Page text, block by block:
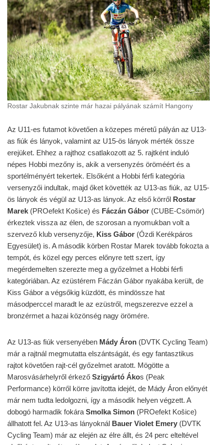
Rostar Jakubnak szinte már hazai pályának számít Hangony
Az U11-es futamot követően a közepes méretű pályán az U13-
as fiúk és lányok, valamint az U15-ös lányok mérték össze
erejüket. Ehhez a rajthoz csatlakozott az 5. rajtként induló
népes Hobbi mezőny is, akik a versenyzés öröméért és a
sportélményért tekertek. Elsőként a Hobbi férfi kategória
versenyzői indultak, majd őket követték az U13-as fiúk, az U15-
ös lányok és végül az U13-as lányok. Az első körről Rostar
Marek (PROefekt Košice) és Fáczán Gábor (CUBE-Csömör)
érkeztek vissza az élen, de szorosan a nyomukban volt a
szervező klub versenyzője, Kiss Gábor (Ózdi Kerékpáros
Egyesület) is. A második körben Rostar Marek tovább fokozta a
tempót, és közel egy perces előnyre tett szert, így
megérdemelten szerezte meg a győzelmet a Hobbi férfi
kategóriában. Az ezüstérem Fáczán Gábor nyakába került, de
Kiss Gábor a végsőkig küzdött, és mindössze hat
másodperccel maradt le az ezüstről, megszerezve ezzel a
bronzérmet a hazai közönség nagy örömére.
Az U13-as fiúk versenyében Mády Áron (DVTK Cycling Team)
már a rajtnál megmutatta elszántságát, és egy fantasztikus
rajtot követően rajt-cél győzelmet aratott. Mögötte a
Marosvásárhelyről érkező Szigyártó Ákos (Peak
Performance) körről körre javította idejét, de Mády Áron előnyét
már nem tudta ledolgozni, így a második helyen végzett. A
dobogó harmadik fokára Smolka Simon (PROefekt Košice)
állhatott fel. Az U13-as lányoknál Bauer Violet Emery (DVTK
Cycling Team) már az elején az élre állt, és 24 perc elteltével